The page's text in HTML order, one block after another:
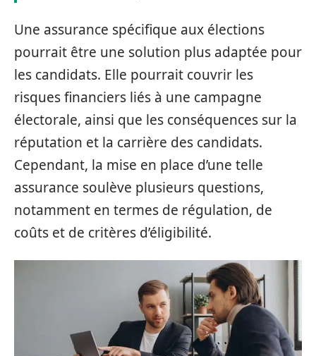
Une assurance spécifique aux élections
pourrait être une solution plus adaptée pour
les candidats. Elle pourrait couvrir les
risques financiers liés à une campagne
électorale, ainsi que les conséquences sur la
réputation et la carrière des candidats.
Cependant, la mise en place d’une telle
assurance soulève plusieurs questions,
notamment en termes de régulation, de
coûts et de critères d’éligibilité.